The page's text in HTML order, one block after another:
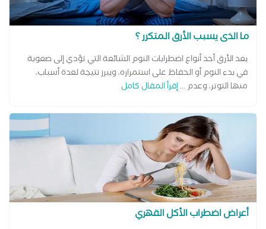
ما الذى يسبب الأرق المتكرر ؟
يعد الأرق أحد أنواع اضطرابات النوم الشائعة التي تؤدي إلى صعوبة
في بدء النوم أو الحفاظ على استمراره، ويبرز نتيجة لعدة أسباب،
منها التوتر، وعدم ...إقرأ المقال كامل
أعراض اضطراب الأكل القهري